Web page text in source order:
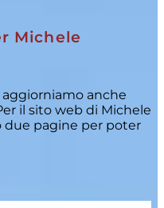
Michele
anche
il sito web di Michele
pagine per poter